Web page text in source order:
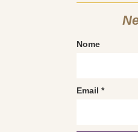
Nome
Email *